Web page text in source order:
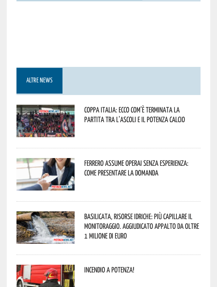
ALTRE NEWS
Coppa Italia: ecco com’è terminata la
partita tra l’Ascoli e il Potenza Calcio
Ferrero assume operai senza esperienza:
come presentare la domanda
Basilicata, Risorse idriche: più capillare il
monitoraggio. Aggiudicato appalto da oltre
1 milione di euro
Incendio a Potenza!